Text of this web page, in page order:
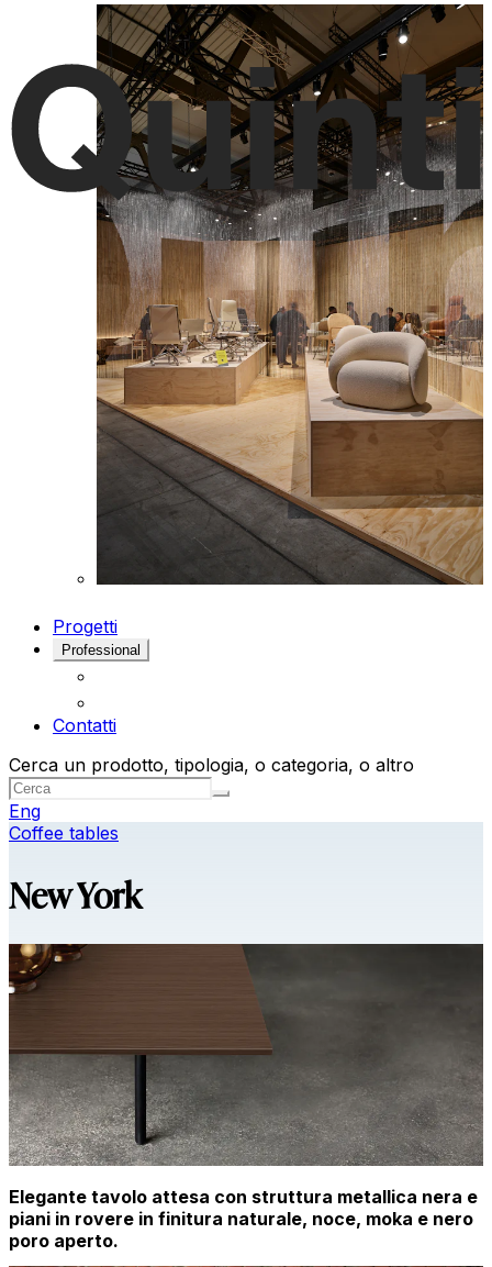
Progetti
Professional
Contatti
Cerca un prodotto, tipologia, o categoria, o altro
Eng
Coffee tables
New York
Elegante tavolo attesa con struttura metallica nera e
piani in rovere in finitura naturale, noce, moka e nero
poro aperto.